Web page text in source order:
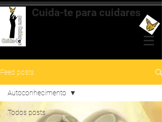
Cuida-te para cuidares
Feed posts
Todos posts
Autoconhecimento